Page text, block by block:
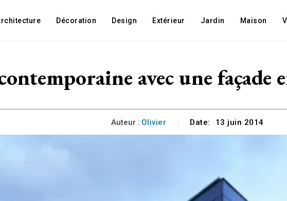
Décoration Design Extérieur Jardin Maison
avec une façade
Auteur : Olivier Date: 13 juin 2014